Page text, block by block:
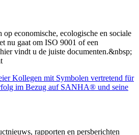
economische, ecologische en sociale
nu gaat om ISO 9001 of een
vindt u de juiste documenten.&nbsp;
rapporten en persberichten